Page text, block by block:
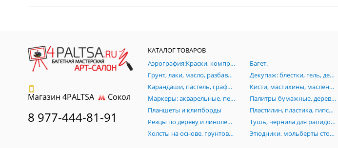
Магазин 4PALTSA Сокол
8 977-444-81-91
КАТАЛОГ ТОВАРОВ
Аэрография:Краски, компрессоры, аэрогрофы, комплектующие.
Багет.
Грунт, лаки, масло, разбавители, пасты, вспомагательные средства для живописи
Декупаж: блестки, гель, деревянные заготовки, лак, клей, маски, мозаика, платки
Карандаши, пастель, графика, растушевки, черчение, изографы, лайнеры, рапидографы, роллеры
Кисти, мастихины, масленки, стаканы
Маркеры: акварельные, перманентные, Promarker, нитро-основе, каллиграфические, текстовыделители
Палитры бумажные, деревянные, акриловые, пластиковые
Планшеты и клипборды
Пластилин, пластика, гипсовые изделия (бюсты, орнаменты, головы), манекены
Резцы по дереву и линолеуму, стеки
Тушь, чернила для рапидографов
Холсты на основе, грунтованный картон, холст на подрамниках, инструменты
Этюдники, мольберты столы, стулья